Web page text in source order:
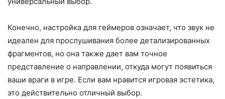
Конечно, настройка для геймеров означает, что звук не
идеален для прослушивания более детализированных
фрагментов, но она также дает вам точное
представление о направлении, откуда могут появиться
ваши враги в игре. Если вам нравится игровая эстетика,
это действительно отличный выбор.